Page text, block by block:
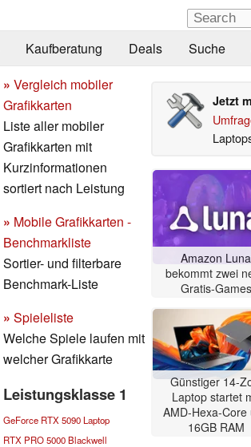
Kaufberatung Deals Suche
» Vergleich mobiler
Grafikkarten
Liste aller mobiler
Grafikkarten mit
Kurzinformationen
sortiert nach Leistung
» Mobile Grafikkarten -
Benchmarkliste
Sortier- und filterbare
Benchmark-Liste
» Spieleliste
Welche Spiele laufen mit
welcher Grafikkarte
Leistungsklasse 1
GeForce RTX 5090 Laptop
RTX PRO 5000 Blackwell
Jetzt
Amazon Luna
bekommt zwei
Gratis-Games
Günstiger 14-
Laptop startet
AMD-Hexa-Core
16GB RAM